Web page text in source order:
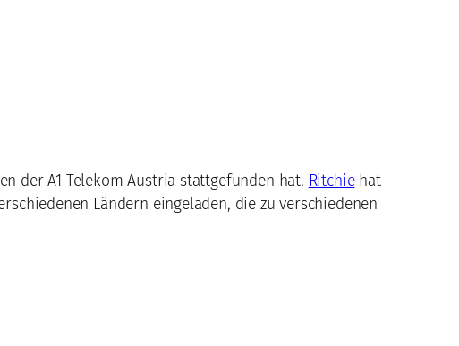
der A1 Telekom Austria stattgefunden hat. Ritchiehat
Ländern eingeladen, die zu verschiedenen